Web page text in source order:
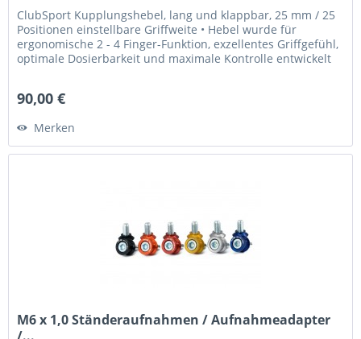
ClubSport Kupplungshebel, lang und klappbar, 25 mm / 25
Positionen einstellbare Griffweite • Hebel wurde für
ergonomische 2 - 4 Finger-Funktion, exzellentes Griffgefühl,
optimale Dosierbarkeit und maximale Kontrolle entwickelt
90,00 €
Merken
M6 x 1,0 Ständeraufnahmen / Aufnahmeadapter